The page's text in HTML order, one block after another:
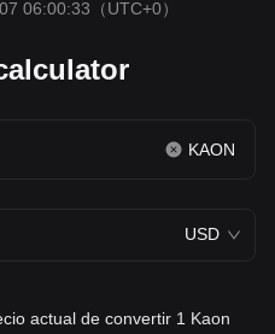
06:00:33 （UTC+0）
KAON
USD
actual de convertir 1 Kaon